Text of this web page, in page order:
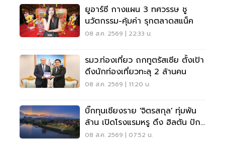
ยูอาร์ซี กางแผน 3 ทศวรรษ ชู
นวัตกรรม-คุ้มค่า รุกตลาดสแน็ค
08 ส.ค. 2569 | 22:33 น.
รมว.ท่องเที่ยว ถกทูตรัสเซีย ตั้งเป้า
ดึงนักท่องเที่ยวทะลุ 2 ล้านคน
08 ส.ค. 2569 | 11:20 น.
บิ๊กทุนเชียงราย 'จิตรสกุล' ทุ่มพัน
ล้าน เปิดโรงแรมหรู ดึง ฮิลตัน ปัก
หมุดแบรนด์ใหม่
08 ส.ค. 2569 | 07:52 น.